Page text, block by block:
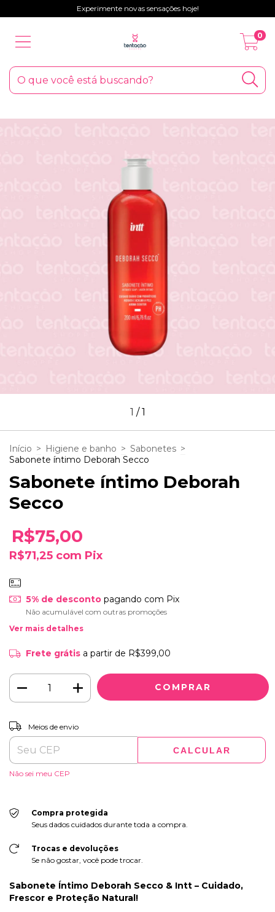
Experimente novas sensações hoje!
0
1 /1
Início > Higiene e banho > Sabonetes >
Sabonete íntimo Deborah Secco
Sabonete íntimo Deborah
Secco
R$75,00
R$71,25 com Pix
5% de descontopagando com Pix
Não acumulável com outras promoções
Ver mais detalhes
Frete grátis a partir de R$399,00
Entregas para o CEP:
Meios de envio
CALCULAR
Não sei meu CEP
Compra protegida
Seus dados cuidados durante toda a compra.
Trocas e devoluções
Se não gostar, você pode trocar.
Sabonete Íntimo Deborah Secco & Intt – Cuidado,
Frescor e Proteção Natural!